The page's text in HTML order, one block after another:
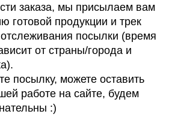
заказа, мы присылаем вам
готовой продукции и трек
посылки (время
от страны/города и
посылку, можете оставить
работе на сайте, будем
:)